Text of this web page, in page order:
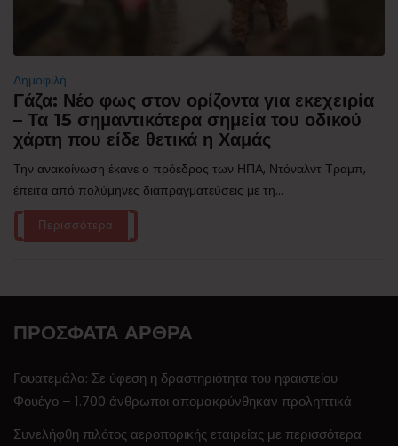
Δημοφιλή
Γάζα: Νέο φως στον ορίζοντα για εκεχειρία
– Τα 15 σημαντικότερα σημεία του οδικού
χάρτη που είδε θετικά η Χαμάς
Την ανακοίνωση έκανε ο πρόεδρος των ΗΠΑ, Ντόναλντ Τραμπ,
έπειτα από πολύμηνες διαπραγματεύσεις με τη...
Περισσότερα
ΠΡΌΣΦΑΤΑ ΆΡΘΡΑ
Γουατεμάλα: Σε ύφεση η δραστηριότητα του ηφαιστείου
Φουέγο – 1.700 άνθρωποι απομακρύνθηκαν προληπτικά
Συνελήφθη πιλότος αεροπορικής εταιρείας με περισσότερα